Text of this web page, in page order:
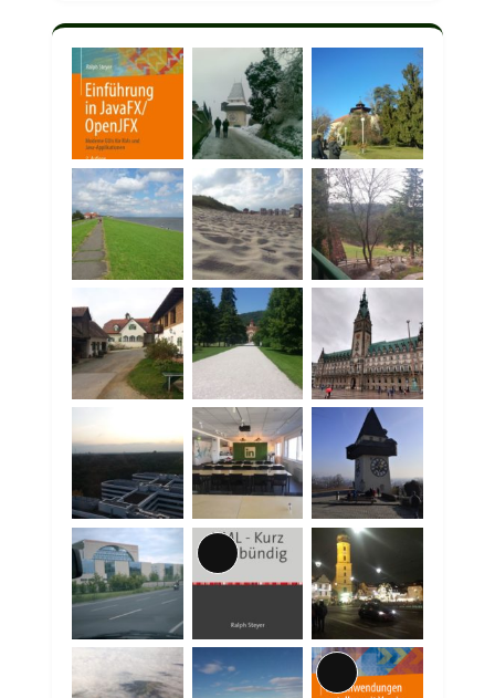
Lange
Beschreibung
Lange